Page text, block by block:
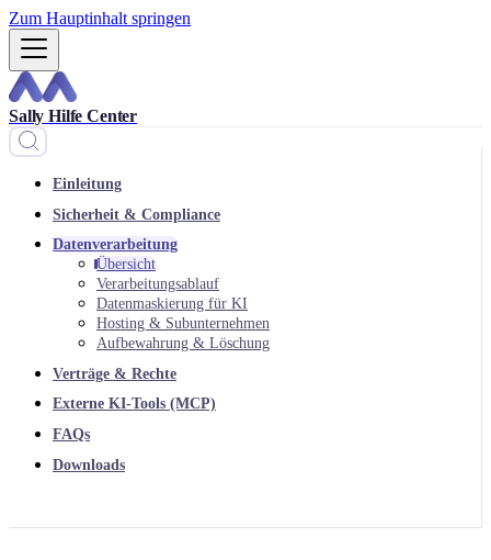
Zum Hauptinhalt springen
Sally Hilfe Center
Einleitung
Sicherheit & Compliance
Datenverarbeitung
Übersicht
Verarbeitungsablauf
Datenmaskierung für KI
Hosting & Subunternehmen
Aufbewahrung & Löschung
Verträge & Rechte
Externe KI-Tools (MCP)
FAQs
Downloads